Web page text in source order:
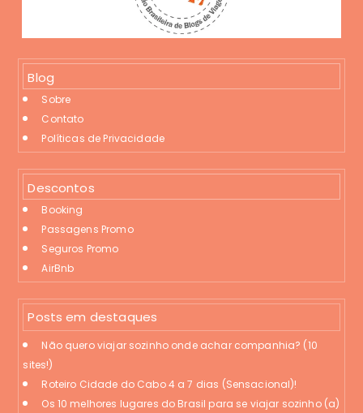
Blog
Sobre
Contato
Políticas de Privacidade
Descontos
Booking
Passagens Promo
Seguros Promo
AirBnb
Posts em destaques
Não quero viajar sozinho onde achar companhia? (10
sites!)
Roteiro Cidade do Cabo 4 a 7 dias (Sensacional)!
Os 10 melhores lugares do Brasil para se viajar sozinho (a)